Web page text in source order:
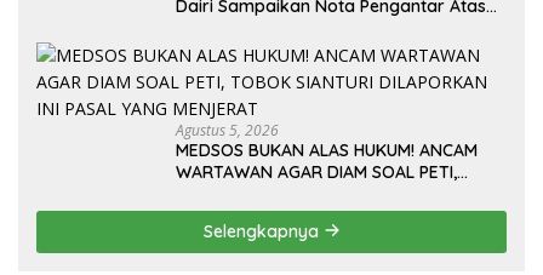
Dairi Sampaikan Nota Pengantar Atas
2027
Agustus 5, 2026
MEDSOS BUKAN ALAS HUKUM! ANCAM
WARTAWAN AGAR DIAM SOAL PETI,
YANG MENJERAT
Selengkapnya